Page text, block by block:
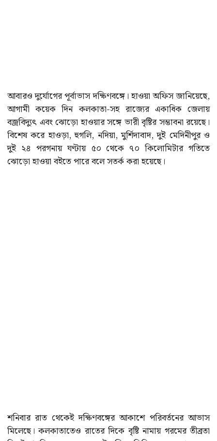
আবারও দুর্যোগের পূর্বাভাস দক্ষিণবঙ্গে। হাওয়া অফিস জানিয়েছে,
আগামী কয়েক দিন কলকাতা-সহ রাজ্যের একাধিক জেলায়
বজ্রবিদ্যুৎ এবং ঝোড়ো হাওয়ার সঙ্গে ভারী বৃষ্টির সম্ভাবনা রয়েছে।
বিশেষ করে হাওড়া, হুগলি, নদিয়া, মুর্শিদাবাদ, দুই মেদিনীপুর ও
দুই ২৪ পরগনায় ঘণ্টায় ৫০ থেকে ৭০ কিলোমিটার গতিতে
ঝোড়ো হাওয়া বইতে পারে বলে সতর্ক করা হয়েছে।
শনিবার রাত থেকেই দক্ষিণবঙ্গের আকাশে পরিবর্তনের আভাস
মিলেছে। কলকাতাতেও রাতের দিকে বৃষ্টি নামায় গরমের তীব্রতা